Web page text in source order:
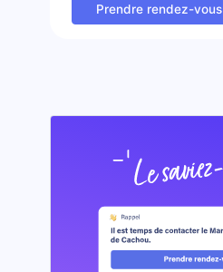
Prendre rendez-vous